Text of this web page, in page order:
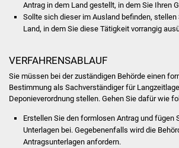
Presse
Bürger &
Was
Antrag in dem Land gestellt, in dem Sie Ihren
Sollte sich dieser im Ausland befinden, stellen
Land, in dem Sie diese Tätigkeit vorrangig
VERFAHRENSABLAUF
Sie müssen bei der zuständigen Behörde einen
Bestimmung als Sachverständiger für
Deponieverordnung stellen. Gehen Sie dafür wie
Erstellen Sie den formlosen Antrag und fügen
Unterlagen bei. Gegebenenfalls wird die
Antragsunterlagen anfordern.